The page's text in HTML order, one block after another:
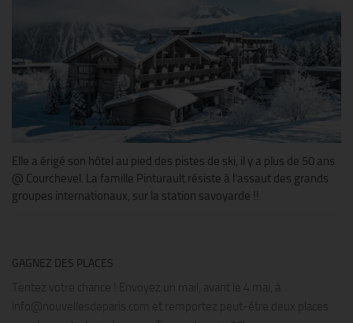
Elle a érigé son hôtel au pied des pistes de ski, il y a plus de 50 ans
@ Courchevel. La famille Pinturault résiste à l’assaut des grands
groupes internationaux, sur la station savoyarde !!
GAGNEZ DES PLACES
Tentez votre chance ! Envoyez un mail, avant le 4 mai, à
info@nouvellesdeparis.com et remportez peut-être deux places